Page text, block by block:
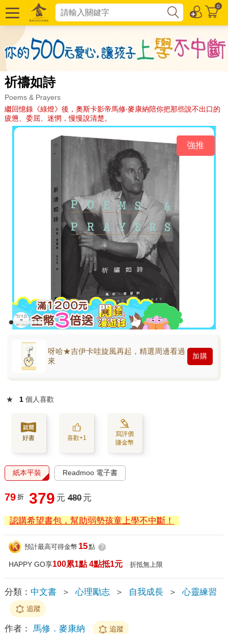
0
祈禱如詩
Poems & Prayers
繼回憶錄《綠燈》後，奧斯卡影帝馬修‧麥康納陪你把那些說不出口的
疲憊、委屈、迷惘，慢慢說清楚。
強推
呀哈★吉伊卡哇旋風再起，精選周邊看過
來
加購
★ 1 個人喜歡
好書 喜歡+1
寫評價
賺金幣
紙本平裝 Readmoo 電子書
79 折 379 元 480 元
認購希望書包，幫助弱勢孩童上學不中斷！
預計最高可得金幣 15點 ?
HAPPY GO享100累1點 4點抵1元 折抵無上限
分類： 中文書 ＞ 心理勵志 ＞ 自我成長 ＞ 心靈練習
追蹤
作者： 馬修．麥康納 追蹤